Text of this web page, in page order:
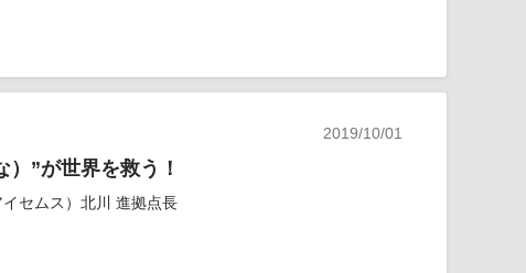
2019/10/01
”が世界を救う！
セムス）北川 進拠点長